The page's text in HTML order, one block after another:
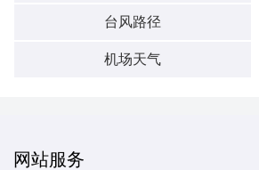
台风路径
机场天气
网站服务